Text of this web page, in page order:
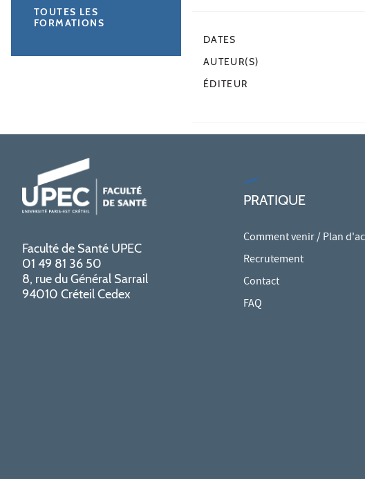
DATES
AUTEUR(S)
ÉDITEUR
TOUTES LES
FORMATIONS
Faculté de Santé UPEC
01 49 81 36 50
8, rue du Général Sarrail
94010 Créteil Cedex
PRATIQUE
Comment venir / Plan
Recrutement
Contact
FAQ